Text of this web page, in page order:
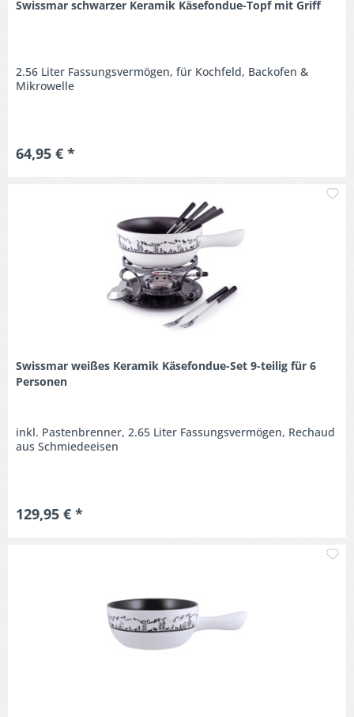
Swissmar schwarzer Keramik Käsefondue-Topf mit Griff
2.56 Liter Fassungsvermögen, für Kochfeld, Backofen &
Mikrowelle
64,95 € *
Swissmar weißes Keramik Käsefondue-Set 9-teilig für 6
Personen
inkl. Pastenbrenner, 2.65 Liter Fassungsvermögen, Rechaud
aus Schmiedeeisen
129,95 € *